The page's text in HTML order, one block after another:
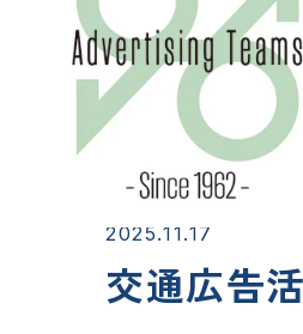
2025.11.17
交通広告